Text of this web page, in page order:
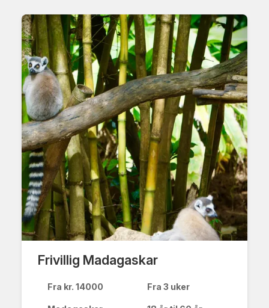
Frivillig Madagaskar
Fra kr. 14000 Fra 3 uker